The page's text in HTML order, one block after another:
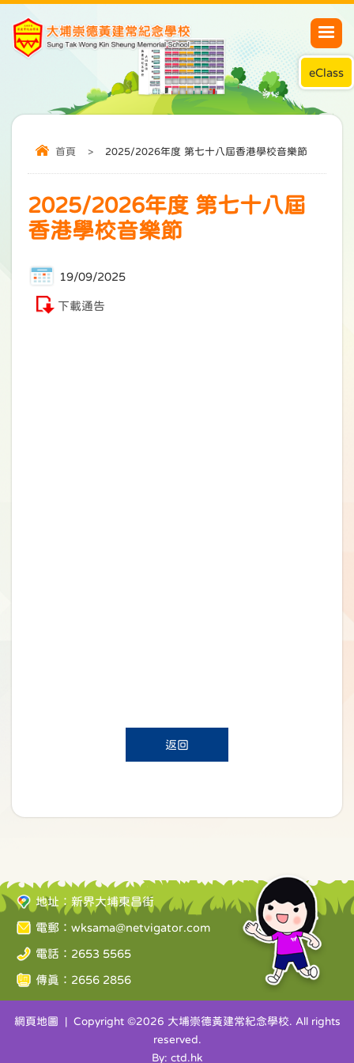
eClass
首頁 > 2025/2026年度 第七十八屆香港學校音樂節
2025/2026年度 第七十八屆
香港學校音樂節
19/09/2025
下載通告
返回
地址：新界大埔東昌街
電郵： wksama@netvigator.com
電話：2653 5565
傳真：2656 2856
網頁地圖 | Copyright ©2026 大埔崇德黃建常紀念學校. All rights
reserved.
By: ctd.hk